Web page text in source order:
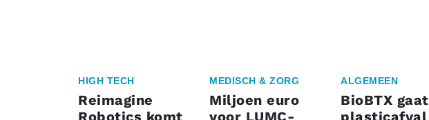
HIGH TECH
Reimagine
Robotics komt
MEDISCH & ZORG
Miljoen euro
voor LUMC-
ALGEMEEN
BioBTX gaat
plasticafval